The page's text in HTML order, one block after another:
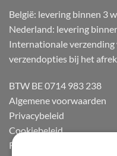
België: levering binnen 3
Nederland: levering
Internationale verzending
verzendopties bij het
BTW BE 0714 983 238
Algemene voorwaarden
Privacybeleid
Cookiebeleid
Retourneren